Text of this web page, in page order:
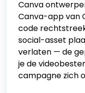
Canva
Canva-app van
code
social-asset
verlaten — de
je de
campagne zich